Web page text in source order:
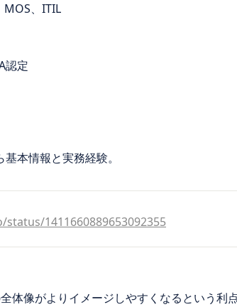
MOS、ITIL
認定
本情報と実務経験。
1411660889653092355
体像がよりイメージしやすくなるという利